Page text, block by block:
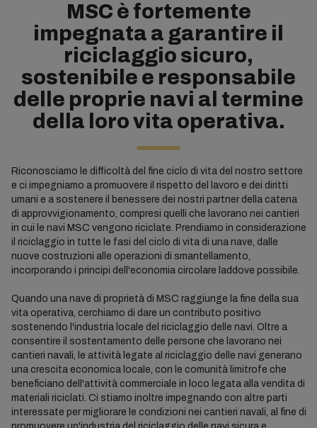
MSC è fortemente
impegnata a garantire il
riciclaggio sicuro,
sostenibile e responsabile
delle proprie navi al termine
della loro vita operativa.
Riconosciamo le difficoltà del fine ciclo di vita del nostro settore
e ci impegniamo a promuovere il rispetto del lavoro e dei diritti
umani e a sostenere il benessere dei nostri partner della catena
di approvvigionamento, compresi quelli che lavorano nei cantieri
in cui le navi MSC vengono riciclate. Prendiamo in considerazione
il riciclaggio in tutte le fasi del ciclo di vita di una nave, dalle
nuove costruzioni alle operazioni di smantellamento,
incorporando i principi dell'economia circolare laddove possibile.
Quando una nave di proprietà di MSC raggiunge la fine della sua
vita operativa, cerchiamo di dare un contributo positivo
sostenendo l'industria locale del riciclaggio delle navi. Oltre a
consentire il sostentamento delle persone che lavorano nei
cantieri navali, le attività legate al riciclaggio delle navi generano
una crescita economica locale, con le comunità limitrofe che
beneficiano dell'attività commerciale in loco legata alla vendita di
materiali riciclati. Ci stiamo inoltre impegnando con altre parti
interessate per migliorare le condizioni nei cantieri navali, al fine di